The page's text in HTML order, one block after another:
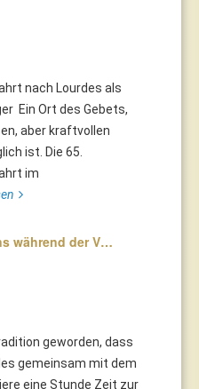
nach Lourdes als
Ein Ort des Gebets,
aber kraftvollen
ist. Die 65.
im
während der V…
geworden, dass
gemeinsam mit dem
eine Stunde Zeit zur